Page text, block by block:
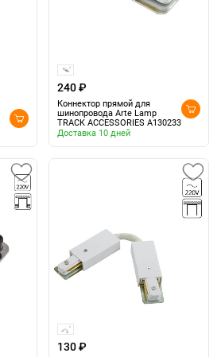
240 ₽
Коннектор прямой для
шинопровода Arte Lamp
TRACK ACCESSORIES A130233
Доставка 10 дней
130 ₽